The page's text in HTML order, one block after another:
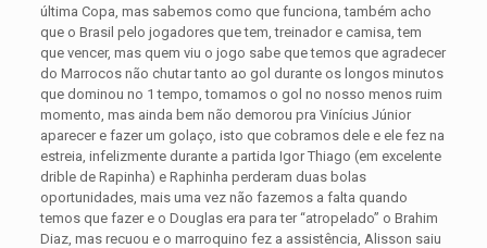
última Copa, mas sabemos como que funciona, também acho
que o Brasil pelo jogadores que tem, treinador e camisa, tem
que vencer, mas quem viu o jogo sabe que temos que agradecer
do Marrocos não chutar tanto ao gol durante os longos minutos
que dominou no 1 tempo, tomamos o gol no nosso menos ruim
momento, mas ainda bem não demorou pra Vinícius Júnior
aparecer e fazer um golaço, isto que cobramos dele e ele fez na
estreia, infelizmente durante a partida Igor Thiago (em excelente
drible de Rapinha) e Raphinha perderam duas bolas
oportunidades, mais uma vez não fazemos a falta quando
temos que fazer e o Douglas era para ter “atropelado” o Brahim
Diaz, mas recuou e o marroquino fez a assistência, Alisson saiu